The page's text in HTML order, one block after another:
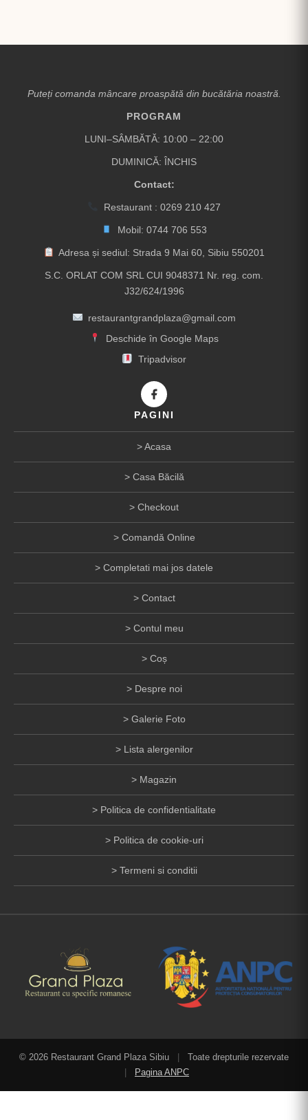
Puteți comanda mâncare proaspătă din bucătăria noastră.
PROGRAM
LUNI–SÂMBĂTĂ: 10:00 – 22:00
DUMINICĂ: ÎNCHIS
Contact:
Restaurant : 0269 210 427
Mobil: 0744 706 553
Adresa și sediul: Strada 9 Mai 60, Sibiu 550201
S.C. ORLAT COM SRL CUI 9048371 Nr. reg. com.
J32/624/1996
restaurantgrandplaza@gmail.com
Deschide în Google Maps
Tripadvisor
PAGINI
Acasa
Casa Băcilă
Checkout
Comandă Online
Completati mai jos datele
Contact
Contul meu
Coș
Despre noi
Galerie Foto
Lista alergenilor
Magazin
Politica de confidentialitate
Politica de cookie-uri
Termeni si conditii
© 2026 Restaurant Grand Plaza Sibiu |
Toate drepturile rezervate
|
Pagina ANPC